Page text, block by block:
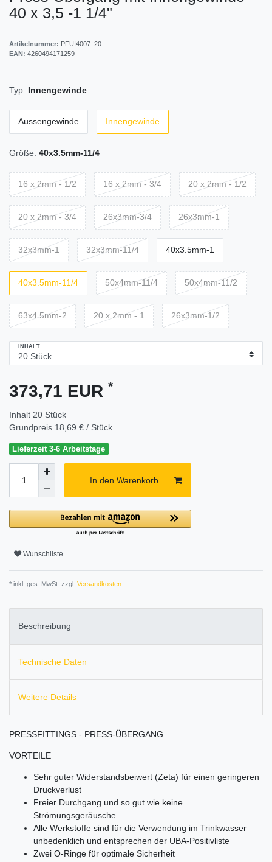
40 x 3,5 -1 1/4"
Artikelnummer: PFUI4007_20
EAN: 4260494171259
Typ: Innengewinde
Aussengewinde Innengewinde
Größe: 40x3.5mm-11/4
16 x 2mm - 1/2 16 x 2mm - 3/4 20 x 2mm - 1/2
20 x 2mm - 3/4 26x3mm-3/4 26x3mm-1
32x3mm-1 32x3mm-11/4 40x3.5mm-1
40x3.5mm-11/4 50x4mm-11/4 50x4mm-11/2
63x4.5mm-2 20 x 2mm - 1 26x3mm-1/2
INHALT
373,71 EUR *
Inhalt 20 Stück
Grundpreis 18,69 € / Stück
Lieferzeit 3-6 Arbeitstage
In den Warenkorb
Wunschliste
* inkl. ges. MwSt. zzgl. Versandkosten
Beschreibung
Technische Daten
Weitere Details
PRESSFITTINGS - PRESS-ÜBERGANG
VORTEILE
Sehr guter Widerstandsbeiwert (Zeta) für einen geringeren
Druckverlust
Freier Durchgang und so gut wie keine
Strömungsgeräusche
Alle Werkstoffe sind für die Verwendung im Trinkwasser
unbedenklich und entsprechen der UBA-Positivliste
Zwei O-Ringe für optimale Sicherheit